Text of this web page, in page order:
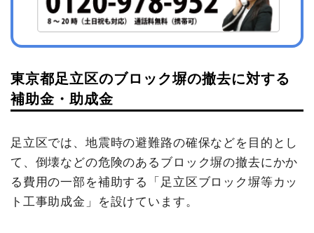
東京都足立区のブロック塀の撤去に対する
補助金・助成金
足立区では、地震時の避難路の確保などを目的とし
て、倒壊などの危険のあるブロック塀の撤去にかか
る費用の一部を補助する「足立区ブロック塀等カッ
ト工事助成金」を設けています。